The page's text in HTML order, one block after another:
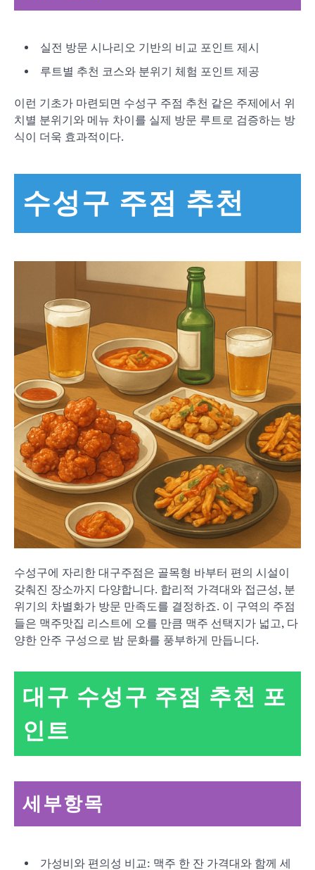
실전 방문 시나리오 기반의 비교 포인트 제시
루트별 추천 코스와 분위기 체험 포인트 제공
이런 기초가 마련되면 수성구 주점 추천 같은 주제에서 위
치별 분위기와 메뉴 차이를 실제 방문 루트로 검증하는 방
식이 더욱 효과적이다.
수성구 주점 추천
수성구에 자리한 대구주점은 골목형 바부터 편의 시설이
갖춰진 장소까지 다양합니다. 합리적 가격대와 접근성, 분
위기의 차별화가 방문 만족도를 결정하죠. 이 구역의 주점
들은 맥주맛집 리스트에 오를 만큼 맥주 선택지가 넓고, 다
양한 안주 구성으로 밤 문화를 풍부하게 만듭니다.
대구 수성구 주점 추천 포
인트
세부항목
가성비와 편의성 비교: 맥주 한 잔 가격대와 함께 세